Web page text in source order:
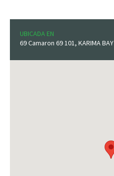
UBICADA EN
69 Camaron 69 101, KARIMA BAY